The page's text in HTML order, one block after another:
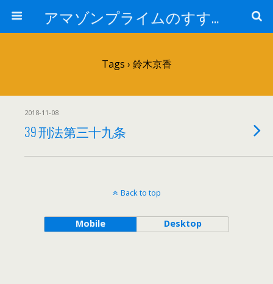
アマゾンプライムのすすめ！
Tags › 鈴木京香
2018-11-08
39 刑法第三十九条
Back to top
Mobile Desktop